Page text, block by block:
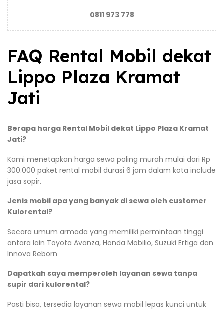
0811 973 778
FAQ Rental Mobil dekat
Lippo Plaza Kramat
Jati
Berapa harga Rental Mobil dekat Lippo Plaza Kramat
Jati?
Kami menetapkan harga sewa paling murah mulai dari Rp
300.000 paket rental mobil durasi 6 jam dalam kota include
jasa sopir.
Jenis mobil apa yang banyak di sewa oleh customer
Kulorental?
Secara umum armada yang memiliki permintaan tinggi
antara lain Toyota Avanza, Honda Mobilio, Suzuki Ertiga dan
Innova Reborn
Dapatkah saya memperoleh layanan sewa tanpa
supir dari kulorental?
Pasti bisa, tersedia layanan sewa mobil lepas kunci untuk